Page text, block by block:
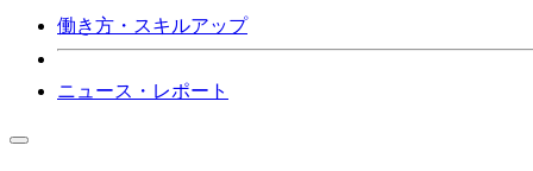
働き方・スキルアップ
ニュース・レポート